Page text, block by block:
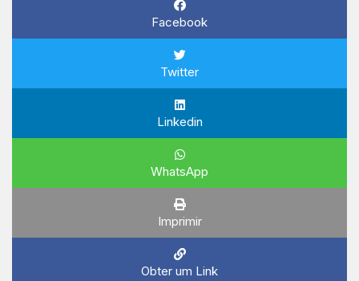
Facebook
Twitter
Linkedin
WhatsApp
Imprimir
Obter um Link